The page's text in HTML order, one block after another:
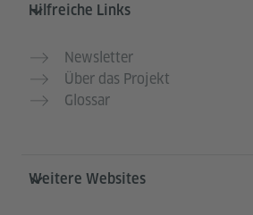
Hilfreiche Links
Newsletter
Über das Projekt
Glossar
Weitere Websites